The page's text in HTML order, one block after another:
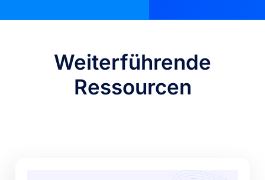
Weiterführende
Ressourcen